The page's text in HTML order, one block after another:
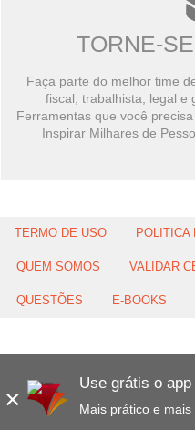
×
Use grátis o
Mais prático e mais
TORNE-
Faça parte do melhor time
fiscal, trabalhista, legal e
Ferramentas que você
Inspirar Milhares de
TERMO DE USO POLITICA
QUEM SOMOS VALIDAR
QUESTÕES E-BOOKS